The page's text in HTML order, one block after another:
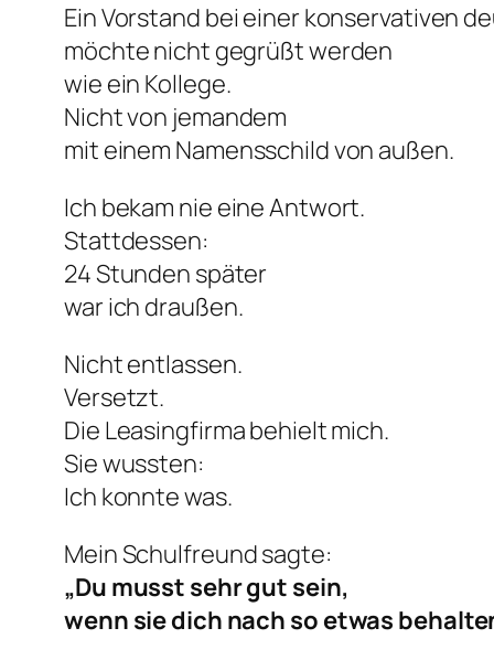
Ein Vorstand bei einer konservativen
möchte nicht gegrüßt werden
wie ein Kollege.
Nicht von jemandem
mit einem Namensschild von außen.
Ich bekam nie eine Antwort.
Stattdessen:
24 Stunden später
war ich draußen.
Nicht entlassen.
Versetzt.
Die Leasingfirma behielt mich.
Sie wussten:
Ich konnte was.
Mein Schulfreund sagte:
„Du musst sehr gut sein,
wenn sie dich nach so etwas